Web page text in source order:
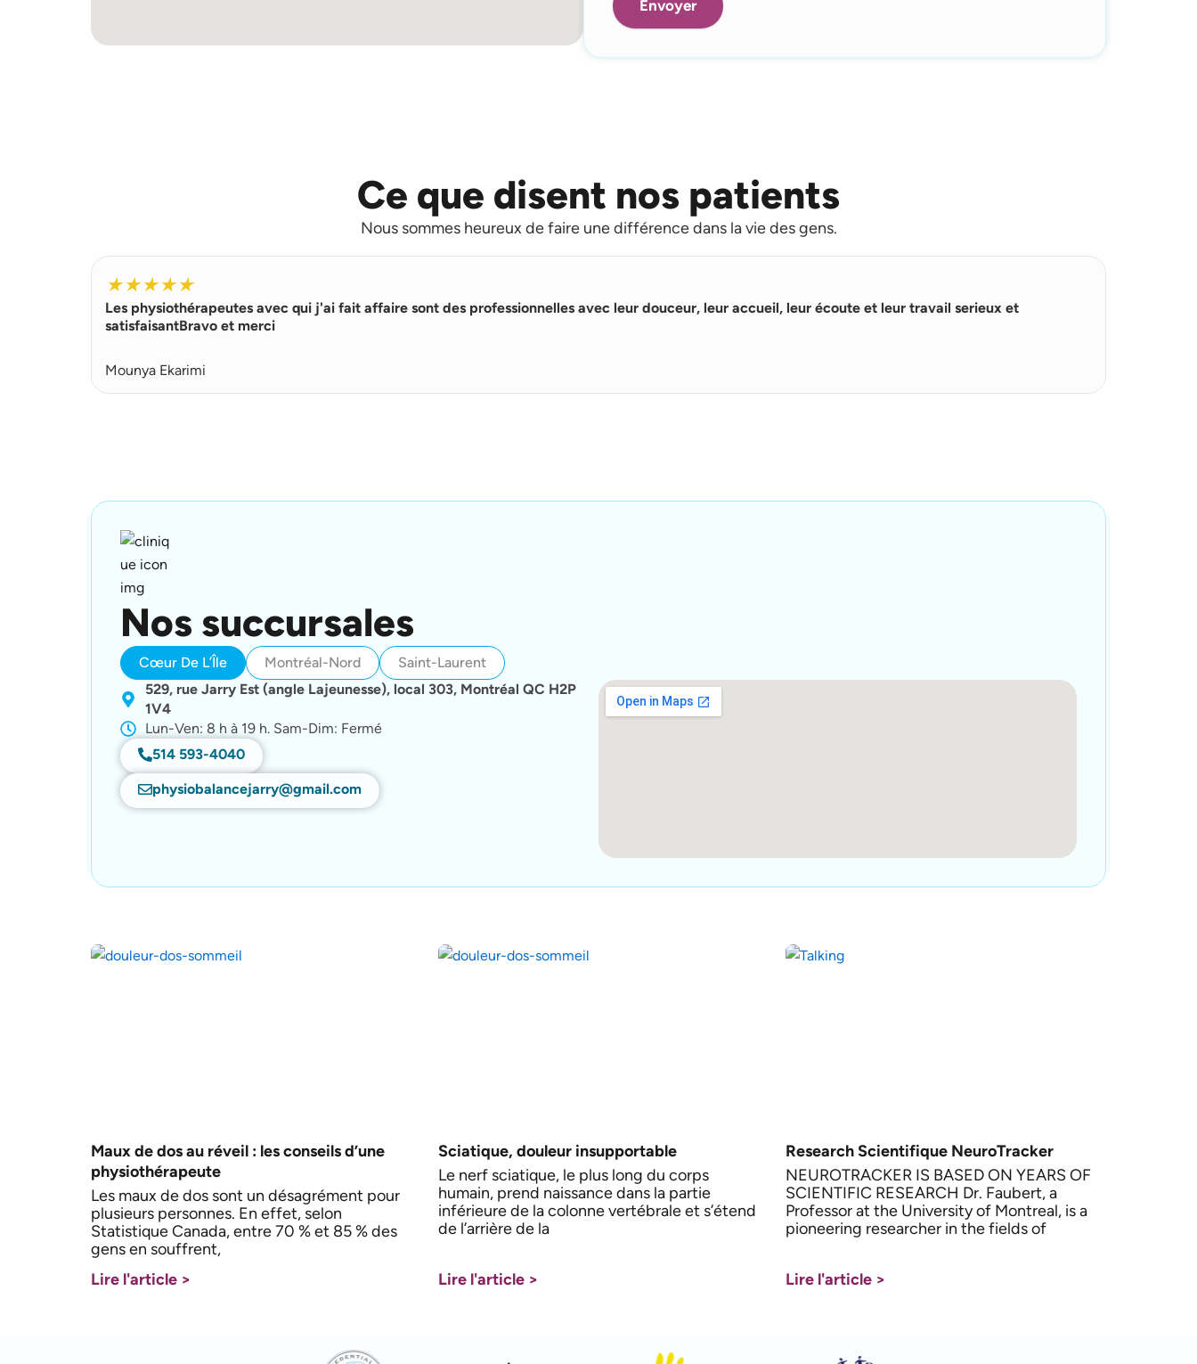
Ce que disent nos patients
Nous sommes heureux de faire une différence dans la vie des gens.
★★★★★
Les physiothérapeutes avec qui j'ai fait affaire sont des professionnelles avec leur douceur, leur accueil, leur écoute et leur travail serieux et
satisfaisantBravo et merci
L
Mounya Ekarimi
Nos succursales
Cœur De L’Île Montréal-Nord
Saint-Laurent
529, rue Jarry Est (angle Lajeunesse), local 303, Montréal QC H2P
1V4
Lun-Ven: 8 h à 19 h. Sam-Dim: Fermé
514 593-4040
physiobalancejarry@gmail.com
Maux de dos au réveil : les conseils d’une
physiothérapeute
Les maux de dos sont un désagrément pour
plusieurs personnes. En effet, selon
Statistique Canada, entre 70 % et 85 % des
gens en souffrent,
Lire l'article >
Sciatique, douleur insupportable
Le nerf sciatique, le plus long du corps
humain, prend naissance dans la partie
inférieure de la colonne vertébrale et s’étend
de l’arrière de la
Lire l'article >
Research Scientifique NeuroTracker
NEUROTRACKER IS BASED ON YEARS OF
SCIENTIFIC RESEARCH Dr. Faubert, a
Professor at the University of Montreal, is a
pioneering researcher in the fields of
Lire l'article >